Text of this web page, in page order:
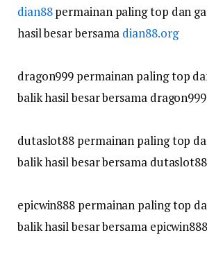
dian88permainan paling top dan
hasil besar bersama dian88.org
dragon999 permainan paling top
balik hasil besar bersama
dutaslot88 permainan paling top
balik hasil besar bersama
epicwin888 permainan paling top
balik hasil besar bersama